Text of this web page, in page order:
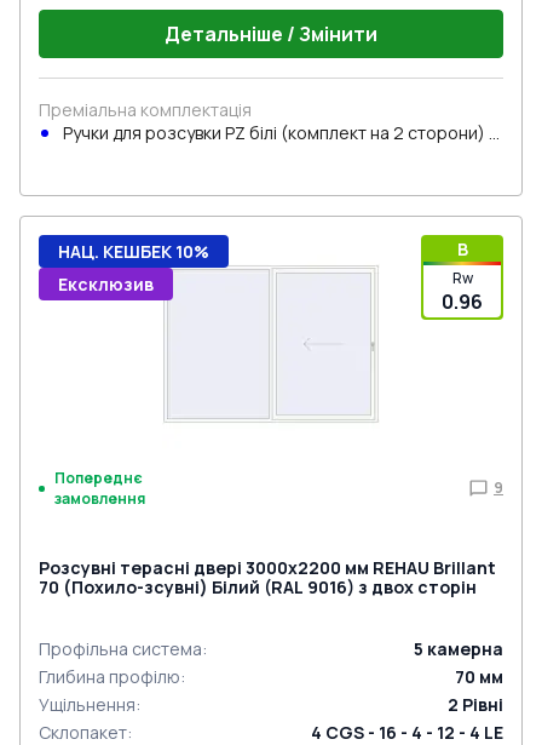
Детальніше / Змінити
Преміальна комплектація
Ручки для розсувки PZ білі (комплект на 2 сторони) з
B
Rw
0.96
НАЦ. КЕШБЕК 10%
Ексклюзив
Попереднє
замовлення
9
Розсувні терасні двері 3000x2200 мм REHAU Brillant
70 (Похило-зсувні) Білий (RAL 9016) з двох сторін
Профільна система: 5 камерна
Глибина профілю: 70 мм
Ущільнення: 2 Рівні
Склопакет: 4 CGS - 16 - 4 - 12 - 4 LE